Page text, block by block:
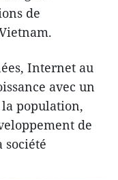
de
Internet au
avec un
population,
de
société